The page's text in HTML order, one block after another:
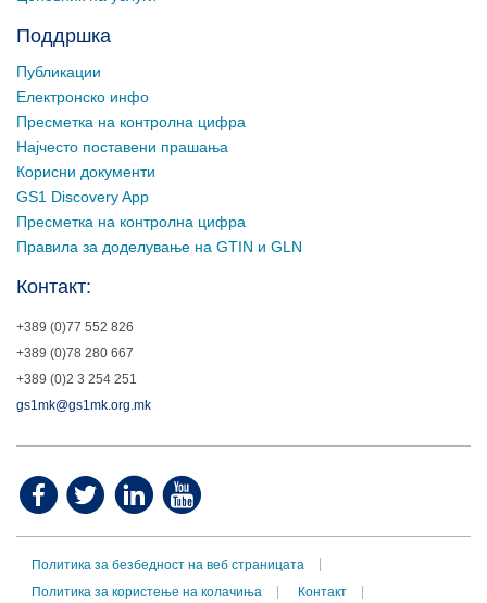
Поддршка
Публикации
Електронско инфо
Пресметка на контролна цифра
Најчесто поставени прашања
Корисни документи
GS1 Discovery App
Пресметка на контролна цифра
Правила за доделување на GTIN и GLN
Контакт:
+389 (0)77 552 826
+389 (0)78 280 667
+389 (0)2 3 254 251
gs1mk@gs1mk.org.mk
Политика за безбедност на веб страницата
Политика за користење на колачиња
Контакт